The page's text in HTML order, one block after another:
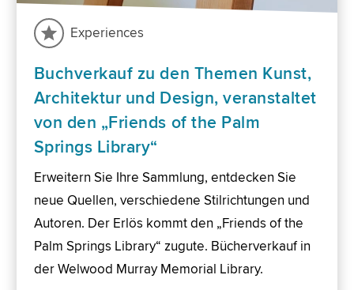
Experiences
Buchverkauf zu den Themen Kunst,
Architektur und Design, veranstaltet
von den „Friends of the Palm
Springs Library“
Erweitern Sie Ihre Sammlung, entdecken Sie
neue Quellen, verschiedene Stilrichtungen und
Autoren. Der Erlös kommt den „Friends of the
Palm Springs Library“ zugute. Bücherverkauf in
der Welwood Murray Memorial Library.